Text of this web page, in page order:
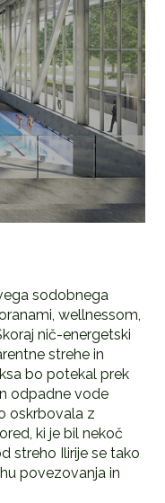
sodobnega
wellnessom,
nič-energetski
strehe in
bo potekal prek
odpadne vode
oskrbovala z
ki je bil nekoč
streho Ilirije se tako
povezovanja in